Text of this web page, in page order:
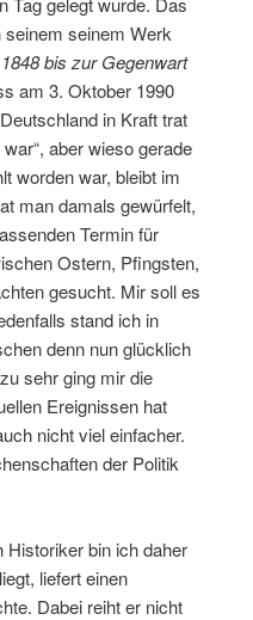
seinem Werk
bis zur Gegenwart
am 3. Oktober 1990
in Kraft trat
aber wieso gerade
worden war, bleibt im
man damals gewürfelt,
Termin für
Ostern, Pfingsten,
gesucht. Mir soll es
stand ich in
denn nun glücklich
sehr ging mir die
Ereignissen hat
nicht viel einfacher.
der Politik
Historiker bin ich daher
liefert einen
Dabei reiht er nicht